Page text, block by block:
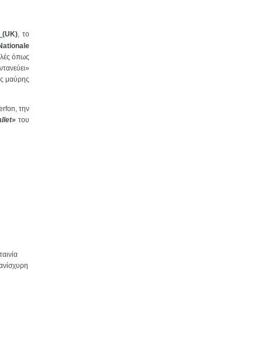
(UK), το
όπως
μαύρης
την
του